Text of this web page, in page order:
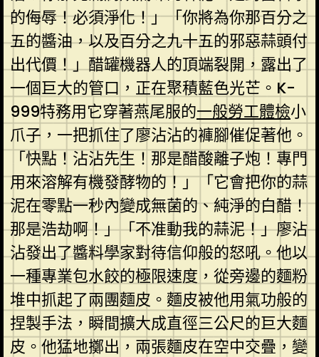
的侮辱！必須淨化！」「你將為你那百分之
五的醬油，以及百分之九十五的邪惡蒜頭付
出代價！」醋罐機器人的頂端裂開，露出了
一個巨大的管口，正在聚積藍色光芒。K-
999特務用它穿著燕尾服的一般勞工體檢小
爪子，一把抓住了廖沾沾的褲腳催促著他。
「快點！沾沾先生！那是醋酸離子炮！專門
用來溶解有機發酵物的！」「它會把你的蒜
泥在零點一秒內變成無菌的、純淨的白醋！
那是浩劫啊！」「不准動我的蒜泥！」廖沾
沾發出了醬料學家對待信仰般的怒吼。他以
一種專業包水餃的極限速度，從旁邊的麵粉
堆中抓起了兩團麵皮。麵皮被他用氣功般的
捏製手法，瞬間擴大成直徑三公尺的巨大麵
皮。他猛地擲出，兩張麵皮在空中交疊，變